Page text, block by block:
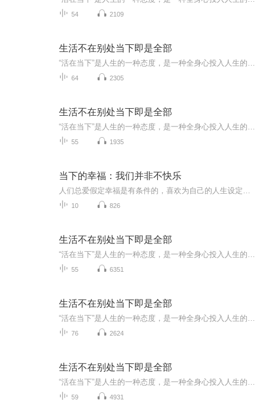
54 2109
生活不在别处当下即是全部
64 2305
生活不在别处当下即是全部
55 1935
当下的幸福：我们并非不快乐
10 826
生活不在别处当下即是全部
55 6351
生活不在别处当下即是全部
76 2624
生活不在别处当下即是全部
59 4931